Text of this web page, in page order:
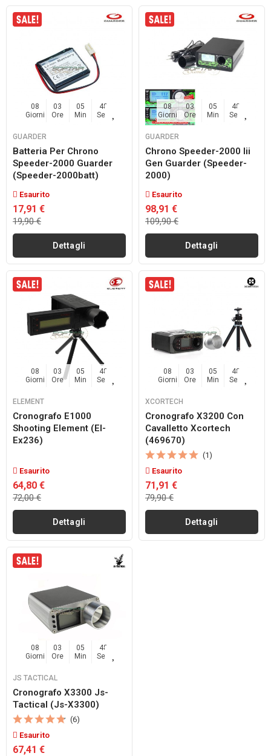
08
Giorni
03
Ore
05
Min
48
Sec
GUARDER
Batteria Per Chrono
Speeder-2000 Guarder
(speeder-2000batt)
Esaurito
17,91 €
19,90 €
Dettagli
08
Giorni
03
Ore
05
Min
48
Sec
GUARDER
Chrono Speeder-2000 Iii
Gen Guarder (speeder-
2000)
Esaurito
98,91 €
109,90 €
Dettagli
08
Giorni
03
Ore
05
Min
48
Sec
ELEMENT
Cronografo E1000
Shooting Element (el-
Ex236)
Esaurito
64,80 €
72,00 €
Dettagli
08
Giorni
03
Ore
05
Min
48
Sec
XCORTECH
Cronografo X3200 Con
Cavalletto Xcortech
(469670)
(1)
Esaurito
71,91 €
79,90 €
Dettagli
08
Giorni
03
Ore
05
Min
48
Sec
JS TACTICAL
Cronografo X3300 Js-
Tactical (js-X3300)
(6)
Esaurito
67,41 €